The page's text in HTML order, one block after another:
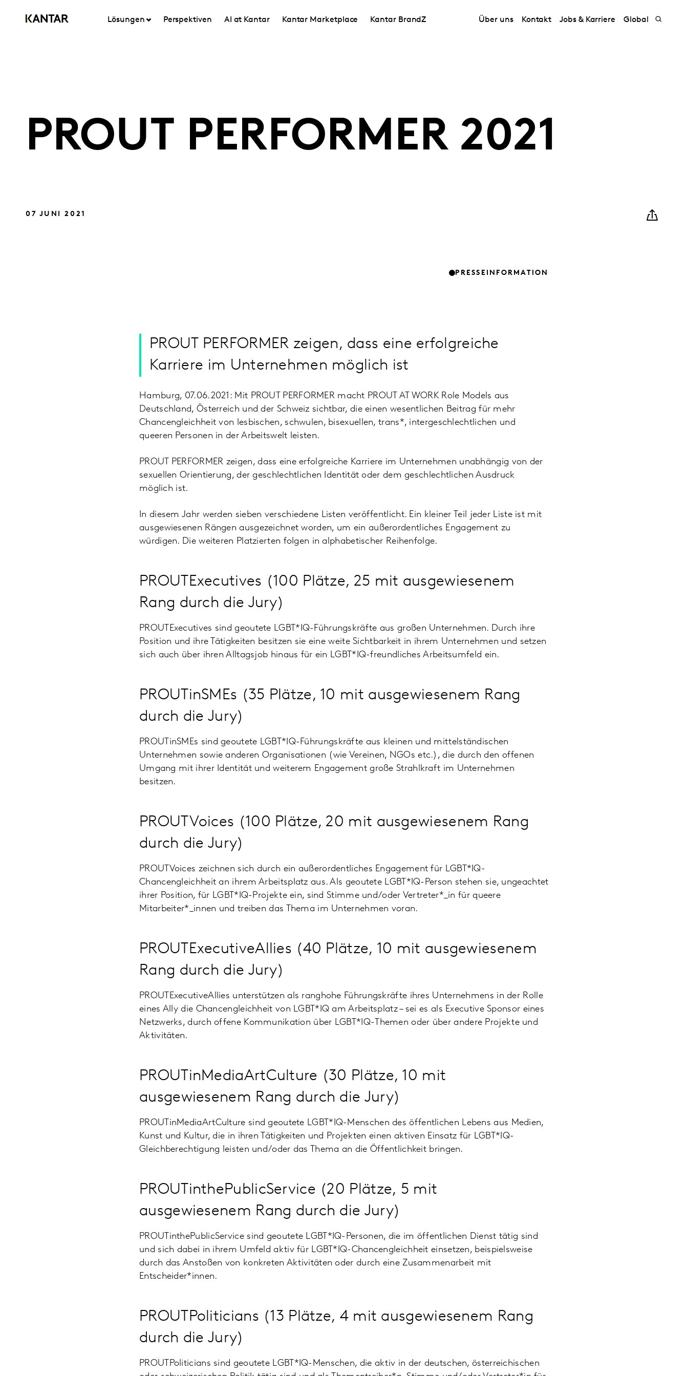
Lösungen Perspektiven AI at Kantar Kantar Marketplace Kantar BrandZ Über uns Kontakt Jobs & Karriere Global
PROUT PERFORMER 2021
07 JUNI 2021
PRESSEINFORMATION
PROUT PERFORMER zeigen, dass eine erfolgreiche
Karriere im Unternehmen möglich ist
Hamburg, 07.06.2021: Mit PROUT PERFORMER macht PROUT AT WORK Role Models aus
Deutschland, Österreich und der Schweiz sichtbar, die einen wesentlichen Beitrag für mehr
Chancengleichheit von lesbischen, schwulen, bisexuellen, trans*, intergeschlechtlichen und
queeren Personen in der Arbeitswelt leisten.
PROUT PERFORMER zeigen, dass eine erfolgreiche Karriere im Unternehmen unabhängig von der
sexuellen Orientierung, der geschlechtlichen Identität oder dem geschlechtlichen Ausdruck
möglich ist.
In diesem Jahr werden sieben verschiedene Listen veröffentlicht. Ein kleiner Teil jeder Liste ist mit
ausgewiesenen Rängen ausgezeichnet worden, um ein außerordentliches Engagement zu
würdigen. Die weiteren Platzierten folgen in alphabetischer Reihenfolge.
PROUTExecutives (100 Plätze, 25 mit ausgewiesenem
Rang durch die Jury)
PROUTExecutives sind geoutete LGBT*IQ-Führungskräfte aus großen Unternehmen. Durch ihre
Position und ihre Tätigkeiten besitzen sie eine weite Sichtbarkeit in ihrem Unternehmen und setzen
sich auch über ihren Alltagsjob hinaus für ein LGBT*IQ-freundliches Arbeitsumfeld ein.
PROUTinSMEs (35 Plätze, 10 mit ausgewiesenem Rang
durch die Jury)
PROUTinSMEs sind geoutete LGBT*IQ-Führungskräfte aus kleinen und mittelständischen
Unternehmen sowie anderen Organisationen (wie Vereinen, NGOs etc.), die durch den offenen
Umgang mit ihrer Identität und weiterem Engagement große Strahlkraft im Unternehmen
besitzen.
PROUTVoices (100 Plätze, 20 mit ausgewiesenem Rang
durch die Jury)
PROUTVoices zeichnen sich durch ein außerordentliches Engagement für LGBT*IQ-
Chancengleichheit an ihrem Arbeitsplatz aus. Als geoutete LGBT*IQ-Person stehen sie, ungeachtet
ihrer Position, für LGBT*IQ-Projekte ein, sind Stimme und/oder Vertreter*_in für queere
Mitarbeiter*_innen und treiben das Thema im Unternehmen voran.
PROUTExecutiveAllies (40 Plätze, 10 mit ausgewiesenem
Rang durch die Jury)
PROUTExecutiveAllies unterstützen als ranghohe Führungskräfte ihres Unternehmens in der Rolle
eines Ally die Chancengleichheit von LGBT*IQ am Arbeitsplatz – sei es als Executive Sponsor eines
Netzwerks, durch offene Kommunikation über LGBT*IQ-Themen oder über andere Projekte und
Aktivitäten.
PROUTinMediaArtCulture (30 Plätze, 10 mit
ausgewiesenem Rang durch die Jury)
PROUTinMediaArtCulture sind geoutete LGBT*IQ-Menschen des öffentlichen Lebens aus Medien,
Kunst und Kultur, die in ihren Tätigkeiten und Projekten einen aktiven Einsatz für LGBT*IQ-
Gleichberechtigung leisten und/oder das Thema an die Öffentlichkeit bringen.
PROUTinthePublicService (20 Plätze, 5 mit
ausgewiesenem Rang durch die Jury)
PROUTinthePublicService sind geoutete LGBT*IQ-Personen, die im öffentlichen Dienst tätig sind
und sich dabei in ihrem Umfeld aktiv für LGBT*IQ-Chancengleichheit einsetzen, beispielsweise
durch das Anstoßen von konkreten Aktivitäten oder durch eine Zusammenarbeit mit
Entscheider*innen.
PROUTPoliticians (13 Plätze, 4 mit ausgewiesenem Rang
durch die Jury)
PROUTPoliticians sind geoutete LGBT*IQ-Menschen, die aktiv in der deutschen, österreichischen